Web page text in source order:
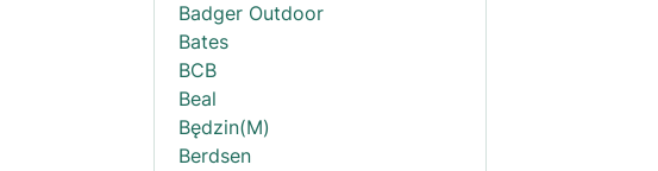
Badger Outdoor
Bates
BCB
Beal
Będzin(M)
Berdsen